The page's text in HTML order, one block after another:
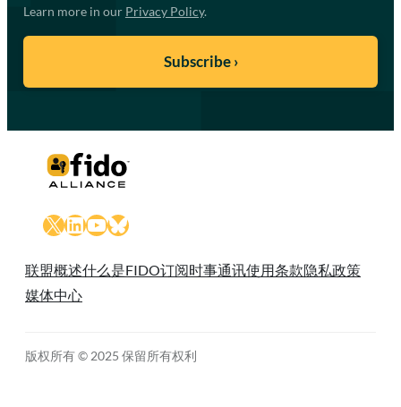
Learn more in our Privacy Policy.
X LinkedIn
YouTube
Bluesky
联盟概述什么是FIDO订阅时事通讯使用条款隐私政策
媒体中心
版权所有 © 2025 保留所有权利